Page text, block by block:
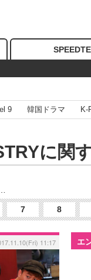
9 韓国ドラマ K-
に関
7 8
11:17 エ